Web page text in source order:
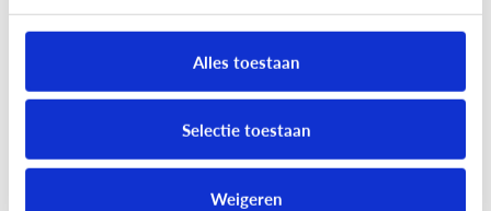
Alles toestaan
Selectie toestaan
Weigeren
[Online quiz]Waar is schermtijd